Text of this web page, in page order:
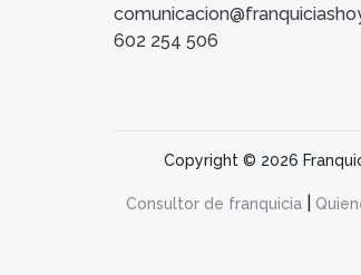
602 254 506
Copyright © 2026
Consultor de franquicia|